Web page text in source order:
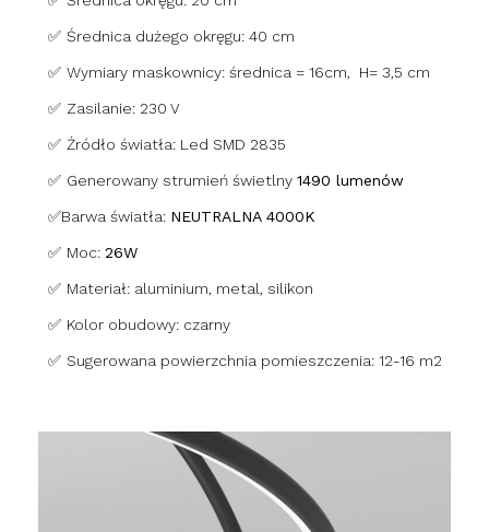
✅ Średnica dużego okręgu: 40 cm
✅ Wymiary maskownicy: średnica = 16cm, H= 3,5 cm
✅ Zasilanie: 230 V
✅ Źródło światła: Led SMD 2835
✅ Generowany strumień świetlny 1490 lumenów
✅Barwa światła: NEUTRALNA 4000K
✅ Moc: 26W
✅ Materiał: aluminium, metal, silikon
✅ Kolor obudowy: czarny
✅ Sugerowana powierzchnia pomieszczenia: 12-16 m2